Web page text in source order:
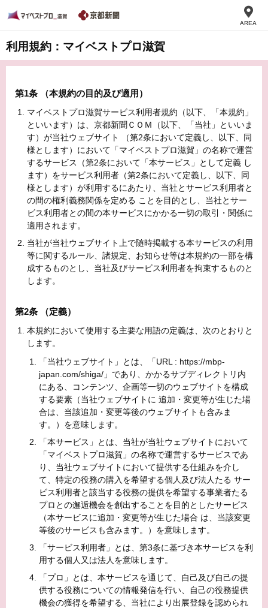
AREA
利用規約：マイベストプロ滋賀
第1条 （本規約の目的及び適用）
マイベストプロ滋賀サービス利用者規約（以下、「本規約」
といいます）は、京都新聞ＣＯＭ（以下、「当社」といいま
す）が当社ウェブサイト （第2条において定義し、以下、同
様とします）において「マイベストプロ滋賀」の名称で運営
するサービス（第2条において「本サービス」として定義 し
ます）をサービス利用者（第2条において定義し、以下、同
様とします）が利用するにあたり、当社とサービス利用者と
の間の権利義務関係を定める ことを目的とし、当社とサー
ビス利用者との間の本サービスにかかる一切の取引・関係に
適用されます。
当社が当社ウェブサイト上で随時掲載する本サービスの利用
等に関するルール、諸規定、お知らせ等は本規約の一部を構
成するものとし、当社及びサービス利用者を拘束するものと
します。
第2条 （定義）
本規約において使用する主要な用語の定義は、次のとおりと
します。
「当社ウェブサイト」とは、「URL : https://mbp-
japan.com/shiga/」であり、かかるサブディレクトリ内
にある、コンテンツ、企画等一切のウェブサイトを構成
する要素（当社ウェブサイトに 追加・変更等が生じた場
合は、当該追加・変更等後のウェブサイトも含みま
す。）を意味します。
「本サービス」とは、当社が当社ウェブサイトにおいて
「マイベストプロ滋賀」の名称で運営するサービスであ
り、当社ウェブサイトにおいて提供する仕組みを介し
て、特定の役務の購入を希望する個人及び法人たる サー
ビス利用者と該当する役務の提供を希望する事業者たる
プロとの邂逅機会を創出することを目的としたサービス
（本サービスに追加・変更等が生じた場合 は、当該変更
等後のサービスも含みます。）を意味します。
「サービス利用者」とは、第3条に基づき本サービスを利
用する個人又は法人を意味します。
「プロ」とは、本サービスを通じて、自己及び自己の提
供する役務についての情報発信を行い、自己の役務提供
機会の獲得を希望する、当社により出展登録を認められ